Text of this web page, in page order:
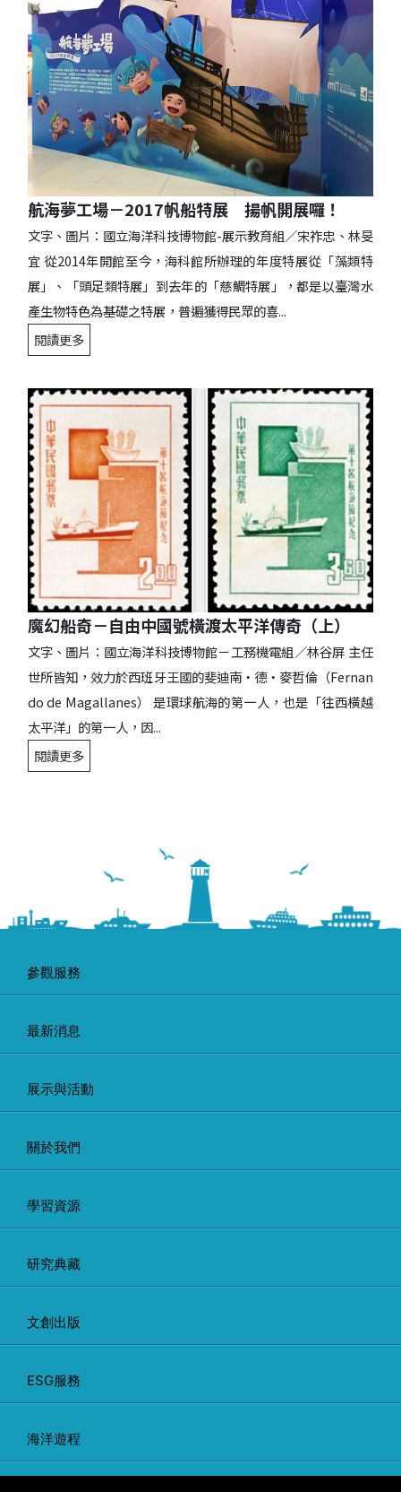
航海夢工場－2017帆船特展 揚帆開展囉！
文字、圖片：國立海洋科技博物館-展示教育組／宋祚忠、林旻
宜 從2014年開館至今，海科館所辦理的年度特展從「藻類特
展」、「頭足類特展」到去年的「慈鯛特展」，都是以臺灣水
產生物特色為基礎之特展，普遍獲得民眾的喜...
閱讀更多
魔幻船奇－自由中國號橫渡太平洋傳奇（上）
文字、圖片：國立海洋科技博物館－工務機電組／林谷屏 主任
世所皆知，效力於西班牙王國的斐迪南‧德‧麥哲倫（Fernan
do de Magallanes） 是環球航海的第一人，也是「往西橫越
太平洋」的第一人，因...
閱讀更多
參觀服務
最新消息
展示與活動
關於我們
學習資源
研究典藏
文創出版
ESG服務
海洋遊程